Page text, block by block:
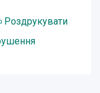
Роздрукувати